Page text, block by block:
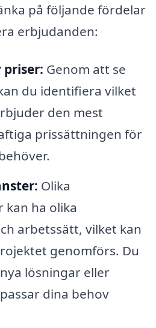
på följande fördelar
erbjudanden:
priser: Genom att se
du identifiera vilket
den mest
prissättningen för
Olika
ha olika
arbetssätt, vilket kan
genomförs. Du
lösningar eller
dina behov